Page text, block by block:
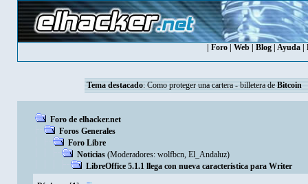
Foro Web Blog Ayuda
Tema destacado: Como proteger una cartera - billetera de Bitcoin
Foro de elhacker.net
Foros Generales
Foro Libre
Noticias (Moderadores: wolfbcn, El_Andaluz)
LibreOffice 5.1.1 llega con nueva característica para Writer